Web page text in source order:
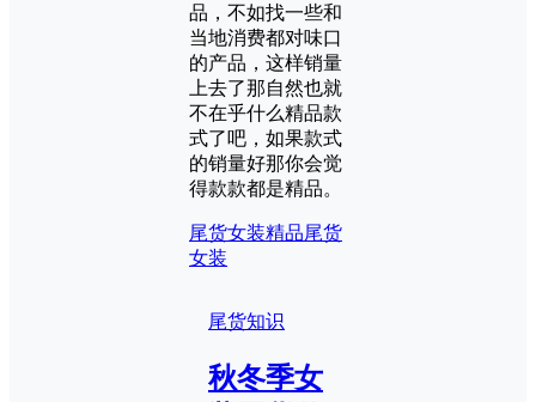
品，不如找一些和
当地消费都对味口
的产品，这样销量
上去了那自然也就
不在乎什么精品款
式了吧，如果款式
的销量好那你会觉
得款款都是精品。
尾货女装精品尾货
女装
尾货知识
秋冬季女